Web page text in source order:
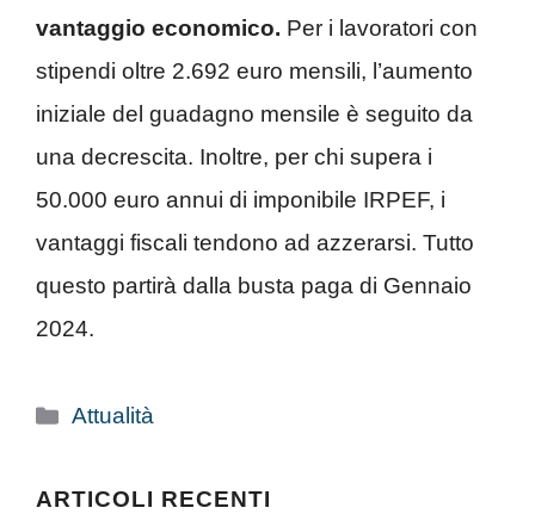
vantaggio economico. Per i lavoratori con
stipendi oltre 2.692 euro mensili, l’aumento
iniziale del guadagno mensile è seguito da
una decrescita. Inoltre, per chi supera i
50.000 euro annui di imponibile IRPEF, i
vantaggi fiscali tendono ad azzerarsi. Tutto
questo partirà dalla busta paga di Gennaio
2024.
Categorie
Attualità
ARTICOLI RECENTI